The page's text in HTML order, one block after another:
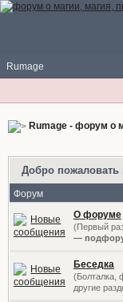
Rumage
Rumage - форум о
Добро
Форум
О форуме
(Первый
—
Беседка
(Болталка,
другие